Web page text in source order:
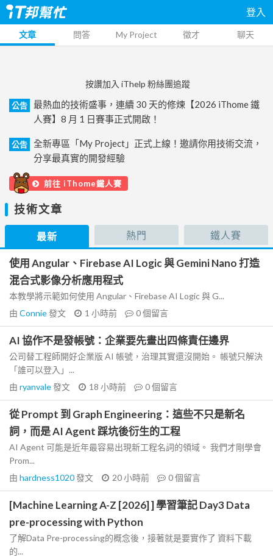
登入
文章 問答 My Project 徵才 聊天
按讚加入 iThelp 粉絲團追蹤
公告
最熱血的技術盛事，連續 30 天的修煉【2026 iThome 鐵
人賽】8 月 1 日賽事正式開啟！
公告
全新專區「My Project」正式上線！邀請你用技術交流，
分享最真實的開發經驗
前往 iThome鐵人賽
技術文章
最新 熱門 鐵人賽
使用 Angular、Firebase AI Logic 與 Gemini Nano 打造
混合式影像分析應用程式
本教學將示範如何使用 Angular、Firebase AI Logic 與 G...
由 Connie發文 1 小時前 0個留言
AI 協作不是發帳號：企業要先畫出四條責任邊界
公司替工程師開好企業版 AI 帳號，治理其實還沒開始。 帳號只解決
「誰可以登入」...
由 ryanvale發文 18 小時前 0個留言
從 Prompt 到 Graph Engineering：這些不只是新名
詞，而是 AI Agent 踩坑後衍生的工程
AI Agent 可能是近年最容易出現新工程名詞的領域。 我們才剛學會
Prom...
由 hardness1020發文 20 小時前 0個留言
[Machine Learning A-Z [2026] ] 學習筆記 Day3 Data
pre-processing with Python
了解Data Pre-processing的概念後，接著就是要實作了 資料下載
的...